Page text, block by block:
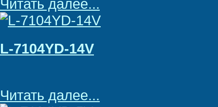
Читать далее...
L-7104YD-14V
Читать далее...